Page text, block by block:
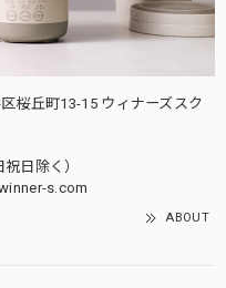
桜丘町13-15 ウィナーズスク
日除く）
s.com
ABOUT